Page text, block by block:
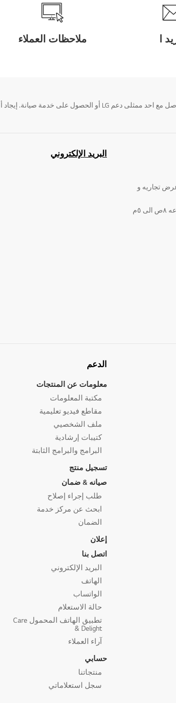
ا ملاحظات العملاء
تجاريه و
٥م
البريد الإلكتروني
الدعم
معلومات عن المنتجات
مكتبة المعلومات
مقاطع فيديو تعليمية
ملف الشخصيي
كتيبات إرشادية
البرامج والبرامج الثابتة
تسجيل منتج
صيانه & ضمان
طلب إجراء إصلاح
ابحث عن مركز خدمة
الضمان
إعلان
اتصل بنا
البريد الإلكتروني
الهاتف
الواتساب
حالة الاستعلام
تطبيق الهاتف المحمول Care
& Delight
آراء العملاء
حسابي
منتجاتنا
سجل استعلاماتي